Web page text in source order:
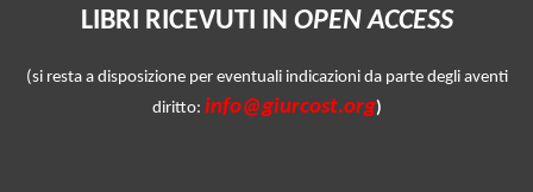
LIBRI RICEVUTI IN OPEN ACCESS
(si resta a disposizione per eventuali indicazioni da parte degli aventi
diritto: info@giurcost.org)